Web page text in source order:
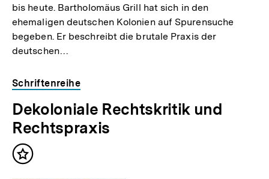
bis heute. Bartholomäus Grill hat sich in den
ehemaligen deutschen Kolonien auf Spurensuche
begeben. Er beschreibt die brutale Praxis der
deutschen…
Schriftenreihe
Dekoloniale Rechtskritik und
Rechtspraxis
Inhalt